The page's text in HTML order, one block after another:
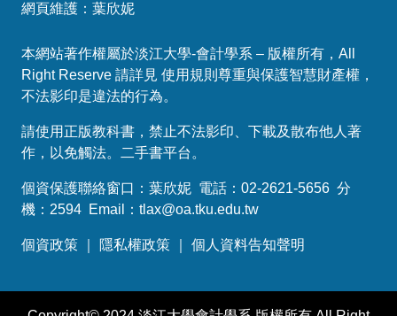
網頁維護：葉欣妮
本網站著作權屬於淡江大學-會計學系 – 版權所有，All
Right Reserve 請詳見 使用規則尊重與保護智慧財產權，
不法影印是違法的行為。
請使用正版教科書，禁止不法影印、下載及散布他人著
作，以免觸法。
二手書平台 。
個資保護聯絡窗口：葉欣妮 電話：02-2621-5656 分
機：2594 Email： tlax@oa.tku.edu.tw
個資政策 隱私權政策 個人資料告知聲明